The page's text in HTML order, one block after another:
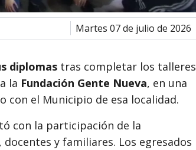
martes 07 de julio de 2026
diplomastras completar los talleres
la Fundación Gente Nueva, en una
con el Municipio de esa localidad.
con la participación de la
y familiares. Los egresados